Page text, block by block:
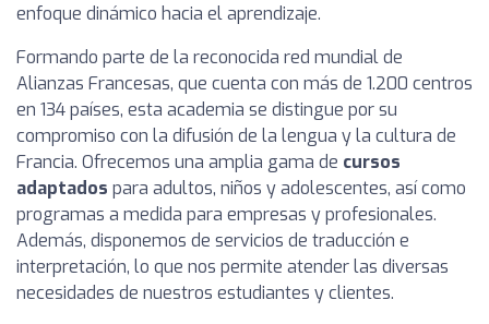
enfoque dinámico hacia el aprendizaje.
Formando parte de la reconocida red mundial de
Alianzas Francesas, que cuenta con más de 1.200 centros
en 134 países, esta academia se distingue por su
compromiso con la difusión de la lengua y la cultura de
Francia. Ofrecemos una amplia gama de cursos
adaptados para adultos, niños y adolescentes, así como
programas a medida para empresas y profesionales.
Además, disponemos de servicios de traducción e
interpretación, lo que nos permite atender las diversas
necesidades de nuestros estudiantes y clientes.